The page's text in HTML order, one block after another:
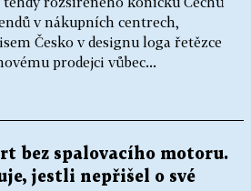
v nákupních centrech,
Česko v designu loga řetězce
prodejci vůbec...
bez spalovacího motoru.
jestli nepřišel o své